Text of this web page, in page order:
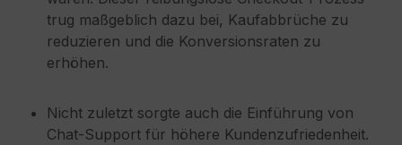
trug maßgeblich dazu bei, Kaufabbrüche zu
reduzieren und die Konversionsraten zu
erhöhen.
Nicht zuletzt sorgte auch die Einführung von
Chat‑Support für höhere Kundenzufriedenheit.